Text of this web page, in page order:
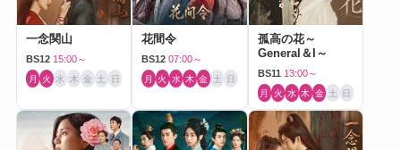
一念関山
BS12 15:00～
月 火 水 木 金 土 日
花間令
BS12 07:00～
月 火 水 木 金 土 日
孤高の花～
General＆I～
BS11 13:00～
月 火 水 木 金 土 日